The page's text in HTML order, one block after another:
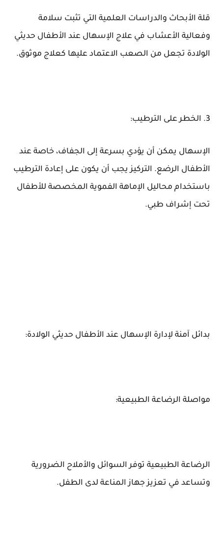
قلة الأبحاث والدراسات العلمية التي تثبت سلامة
وفعالية الأعشاب في علاج الإسهال عند الأطفال حديثي
الولادة تجعل من الصعب الاعتماد عليها كعلاج موثوق.
3. الخطر على الترطيب:
الإسهال يمكن أن يؤدي بسرعة إلى الجفاف، خاصة عند
الأطفال الرضع. التركيز يجب أن يكون على إعادة الترطيب
باستخدام محاليل الإماهة الفموية المخصصة للأطفال
تحت إشراف طبي.
بدائل آمنة لإدارة الإسهال عند الأطفال حديثي الولادة:
مواصلة الرضاعة الطبيعية:
الرضاعة الطبيعية توفر السوائل والأملاح الضرورية
وتساعد في تعزيز جهاز المناعة لدى الطفل.